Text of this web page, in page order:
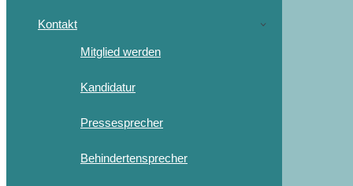
Kontakt
Mitglied werden
Kandidatur
Pressesprecher
Behindertensprecher